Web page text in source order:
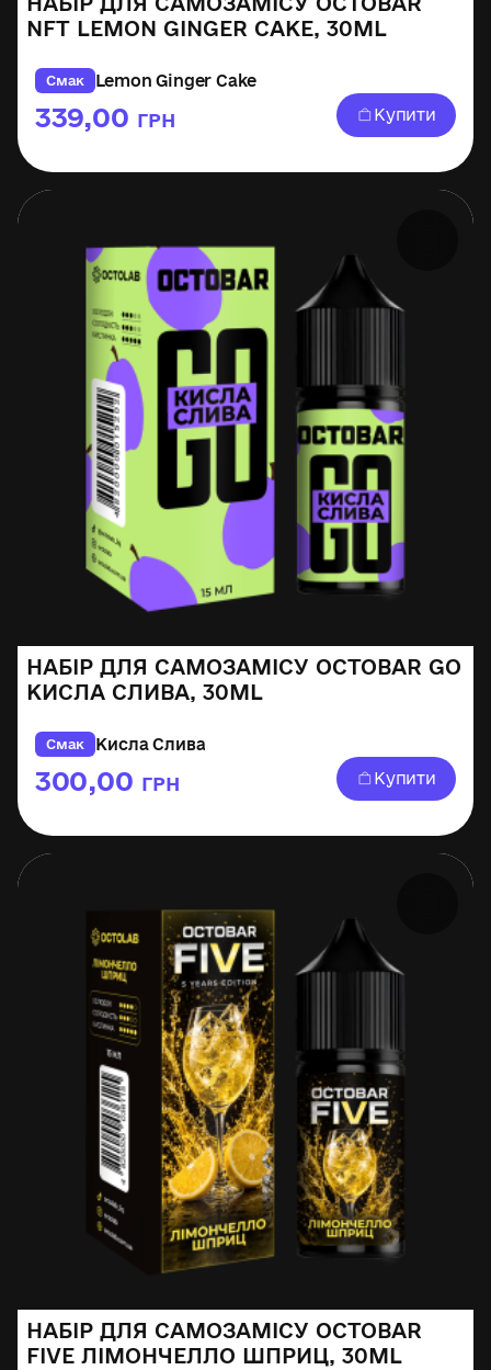
NFT LEMON GINGER CAKE, 30ML
Смак Lemon Ginger Cake
339,00 ГРН Купити
НАБІР ДЛЯ САМОЗАМІСУ OCTOBAR GO
КИСЛА СЛИВА, 30ML
Смак Кисла Слива
300,00 ГРН Купити
НАБІР ДЛЯ САМОЗАМІСУ OCTOBAR
FIVE ЛІМОНЧЕЛЛО ШПРИЦ, 30ML